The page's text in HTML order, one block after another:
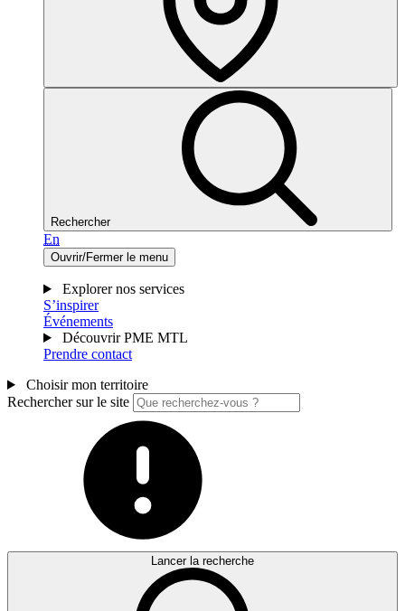
Rechercher
En
Ouvrir/Fermer le menu
Explorer nos services
S’inspirer
Événements
Découvrir PME MTL
Prendre contact
Choisir mon territoire
Rechercher sur le site
Lancer la recherche